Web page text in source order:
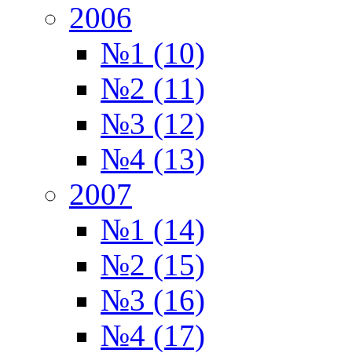
2006
№1 (10)
№2 (11)
№3 (12)
№4 (13)
2007
№1 (14)
№2 (15)
№3 (16)
№4 (17)